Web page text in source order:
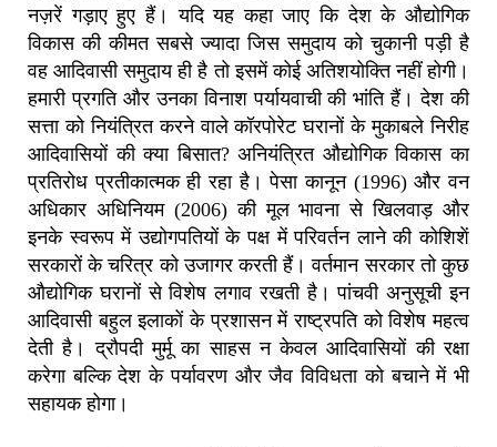
नज़रें गड़ाए हुए हैं। यदि यह कहा जाए कि देश के औद्योगिक
विकास की कीमत सबसे ज्यादा जिस समुदाय को चुकानी पड़ी है
वह आदिवासी समुदाय ही है तो इसमें कोई अतिशयोक्ति नहीं होगी।
हमारी प्रगति और उनका विनाश पर्यायवाची की भांति हैं। देश की
सत्ता को नियंत्रित करने वाले कॉरपोरेट घरानों के मुकाबले निरीह
आदिवासियों की क्या बिसात? अनियंत्रित औद्योगिक विकास का
प्रतिरोध प्रतीकात्मक ही रहा है। पेसा कानून (1996) और वन
अधिकार अधिनियम (2006) की मूल भावना से खिलवाड़ और
इनके स्वरूप में उद्योगपतियों के पक्ष में परिवर्तन लाने की कोशिशें
सरकारों के चरित्र को उजागर करती हैं। वर्तमान सरकार तो कुछ
औद्योगिक घरानों से विशेष लगाव रखती है। पांचवी अनुसूची इन
आदिवासी बहुल इलाकों के प्रशासन में राष्ट्रपति को विशेष महत्व
देती है। द्रौपदी मुर्मू का साहस न केवल आदिवासियों की रक्षा
करेगा बल्कि देश के पर्यावरण और जैव विविधता को बचाने में भी
सहायक होगा।